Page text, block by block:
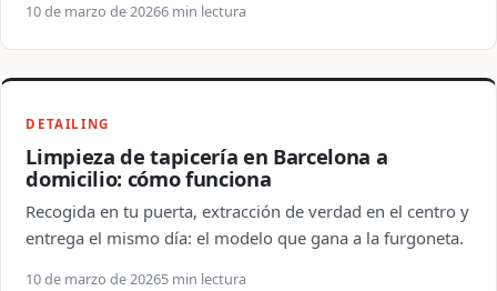
10 de marzo de 20266 min lectura
DETAILING
Limpieza de tapicería en Barcelona a
domicilio: cómo funciona
Recogida en tu puerta, extracción de verdad en el centro y
entrega el mismo día: el modelo que gana a la furgoneta.
10 de marzo de 20265 min lectura